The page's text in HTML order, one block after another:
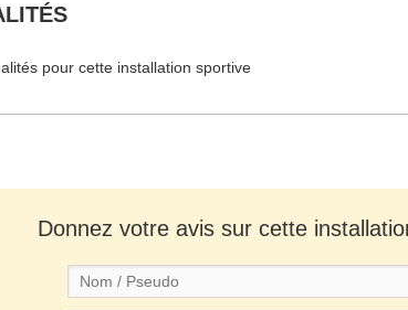
pour cette installation sportive
Donnez votre avis sur cette